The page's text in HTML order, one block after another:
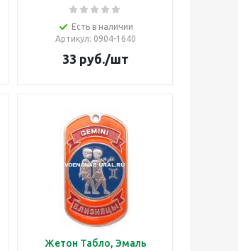
Есть в наличии
Артикул: 0904-1640
33 руб./шт
Жетон Табло, Эмаль